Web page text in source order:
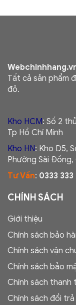
Tất cả sản phẩm
đỏ.
Kho HCM: Số 2
Tp Hồ Chí Minh
Kho HN: Kho D5,
Phường Sài Đồng,
Tư Vấn: 0333 333
CHÍNH SÁCH
Giới thiệu
Chính sách bảo
Chính sách vận
Chính sách bảo
Chính sách thanh
Chính sách đổi trả